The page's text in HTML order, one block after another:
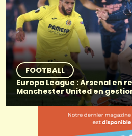
FOOTBALL
Europa League : Arsenal en
Manchester United en